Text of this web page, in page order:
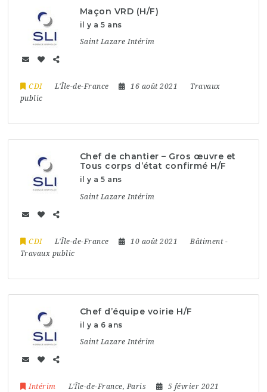
Maçon VRD (H/F)
il y a 5 ans
Saint Lazare Intérim
CDI L'Île-de-France 16 août 2021
Travaux
public
Chef de chantier – Gros œuvre et
Tous corps d’état confirmé H/F
il y a 5 ans
Saint Lazare Intérim
CDI L'Île-de-France 10 août 2021 Bâtiment-
Travaux public
Chef d’équipe voirie H/F
il y a 6 ans
Saint Lazare Intérim
Intérim L'Île-de-France,Paris
5 février 2021